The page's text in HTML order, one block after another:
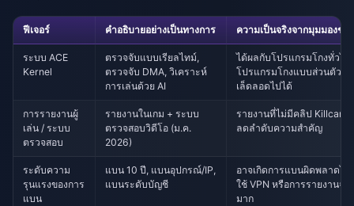
ฟีเจอร์ คำอธิบายอย่างเป็นทางการ ความเป็นจริงจากมุมมองชุม
ระบบ ACE
Kernel
ตรวจจับแบบเรียลไทม์,
ตรวจจับ DMA, วิเคราะห์
การเล่นด้วย AI
ได้ผลกับโปรแกรมโกงทั่วไป
โปรแกรมโกงแบบส่วนตัวยัง
เล็ดลอดไปได้
การรายงานผู้
เล่น / ระบบ
ตรวจสอบ
รายงานในเกม + ระบบ
ตรวจสอบวิดีโอ (ม.ค.
2026)
รายงานที่ไม่มีคลิป Killcam
ลดลำดับความสำคัญ
ระดับความ
รุนแรงของการ
แบน
แบน 10 ปี, แบนอุปกรณ์/IP,
แบนระดับบัญชี
อาจเกิดการแบนผิดพลาดได้
ใช้ VPN หรือการรายงานจำ
มาก